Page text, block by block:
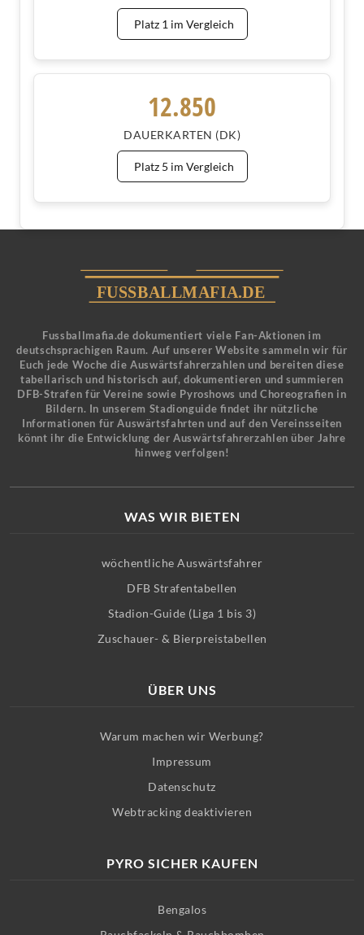
Platz 1 im Vergleich
12.850
DAUERKARTEN (DK)
Platz 5 im Vergleich
Fussballmafia.de dokumentiert viele Fan-Aktionen im
deutschsprachigen Raum. Auf unserer Website sammeln wir für
Euch jede Woche die Auswärtsfahrerzahlen und bereiten diese
tabellarisch und historisch auf, dokumentieren und summieren
DFB-Strafen für Vereine sowie Pyroshows und Choreografien in
Bildern. In unserem Stadionguide findet ihr nützliche
Informationen für Auswärtsfahrten und auf den Vereinsseiten
könnt ihr die Entwicklung der Auswärtsfahrerzahlen über Jahre
hinweg verfolgen!
WAS WIR BIETEN
wöchentliche Auswärtsfahrer
DFB Strafentabellen
Stadion-Guide (Liga 1 bis 3)
Zuschauer- & Bierpreistabellen
ÜBER UNS
Warum machen wir Werbung?
Impressum
Datenschutz
Webtracking deaktivieren
PYRO SICHER KAUFEN
Bengalos